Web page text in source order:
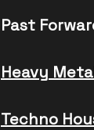
Past
Heavy
Techno